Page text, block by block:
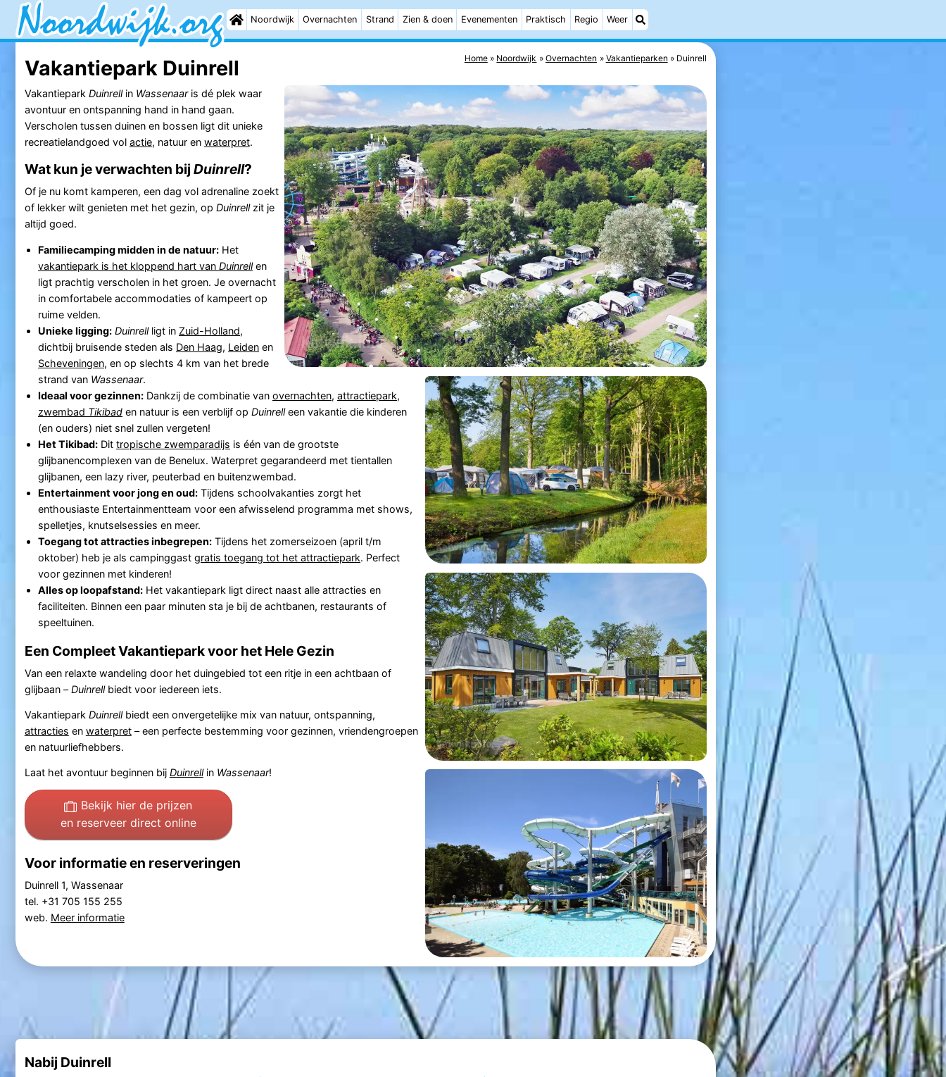
Noordwijk Overnachten Strand Zien & doen Evenementen Praktisch Regio Weer
Home Noordwijk Overnachten Vakantieparken Duinrell
Vakantiepark Duinrell
Vakantiepark Duinrellin Wassenaaris dé plek waar
avontuur en ontspanning hand in hand gaan.
Verscholen tussen duinen en bossen ligt dit unieke
recreatielandgoed vol actie, natuur en waterpret.
Wat kun je verwachten bij Duinrell?
Of je nu komt kamperen, een dag vol adrenaline zoekt
of lekker wilt genieten met het gezin, op Duinrellzit je
altijd goed.
Familiecamping midden in de natuur:Het
vakantiepark is het kloppend hart van Duinrellen
ligt prachtig verscholen in het groen. Je overnacht
in comfortabele accommodaties of kampeert op
ruime velden.
Unieke ligging: Duinrellligt in Zuid-Holland,
dichtbij bruisende steden als Den Haag, Leidenen
Scheveningen, en op slechts 4 km van het brede
strand van Wassenaar.
Ideaal voor gezinnen:Dankzij de combinatie van overnachten, attractiepark,
zwembad Tikibaden natuur is een verblijf op Duinrelleen vakantie die kinderen
(en ouders) niet snel zullen vergeten!
Het Tikibad:Dit tropische zwemparadijs is één van de grootste
glijbanencomplexen van de Benelux. Waterpret gegarandeerd met tientallen
glijbanen, een lazy river, peuterbad en buitenzwembad.
Entertainment voor jong en oud:Tijdens schoolvakanties zorgt het
enthousiaste Entertainmentteam voor een afwisselend programma met shows,
spelletjes, knutselsessies en meer.
Toegang tot attracties inbegrepen:Tijdens het zomerseizoen (april t/m
oktober) heb je als campinggast gratis toegang tot het attractiepark. Perfect
voor gezinnen met kinderen!
Alles op loopafstand:Het vakantiepark ligt direct naast alle attracties en
faciliteiten. Binnen een paar minuten sta je bij de achtbanen, restaurants of
speeltuinen.
Een Compleet Vakantiepark voor het Hele Gezin
Van een relaxte wandeling door het duingebied tot een ritje in een achtbaan of
glijbaan –Duinrellbiedt voor iedereen iets.
Vakantiepark Duinrellbiedt een onvergetelijke mix van natuur, ontspanning,
attracties en waterpret– een perfecte bestemming voor gezinnen, vriendengroepen
en natuurliefhebbers.
Laat het avontuur beginnen bij Duinrellin Wassenaar!
Bekijk hier de prijzen
en reserveer direct online
Voor informatie en reserveringen
Duinrell 1, Wassenaar
tel. +31 705 155 255
web. Meer informatie
Nabij Duinrell